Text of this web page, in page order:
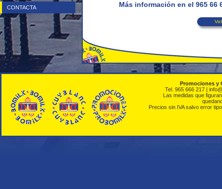
CONTACTA Más información en el 965 66
Promociones y
Tel. 965 666 217 |
Las medidas que
Precios sin IVA salvo error